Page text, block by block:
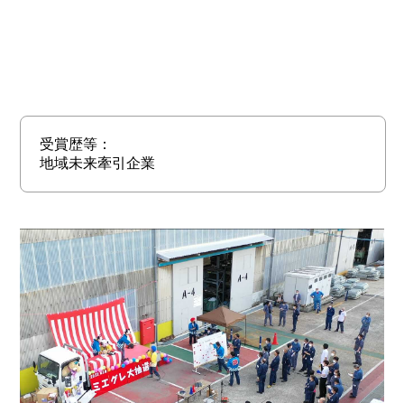
受賞歴等：
地域未来牽引企業